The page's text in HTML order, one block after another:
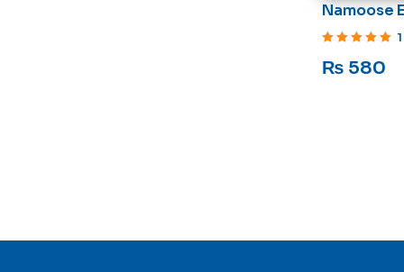
Namoose
Aa’laa
1
₨ 580